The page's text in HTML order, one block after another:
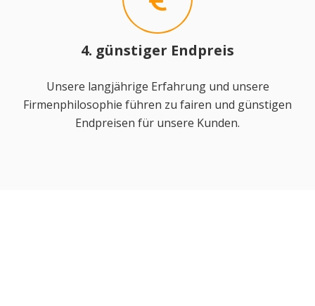
4. günstiger Endpreis
Unsere langjährige Erfahrung und unsere
Firmenphilosophie führen zu fairen und günstigen
Endpreisen für unsere Kunden.